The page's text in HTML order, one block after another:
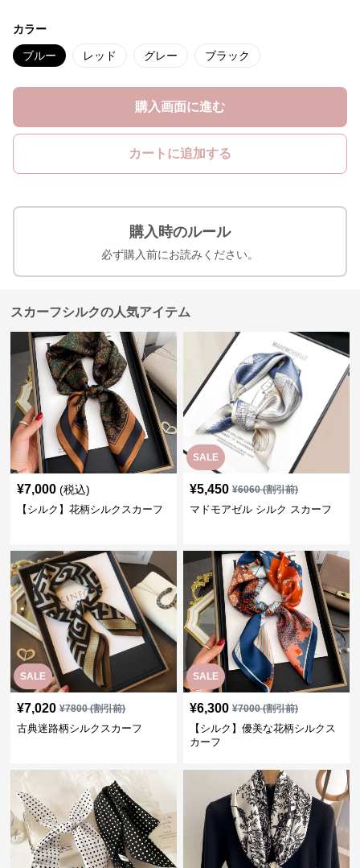
カラー
ブルー レッド グレー ブラック
購入画面に進む
カートに追加する
購入時のルール
必ず購入前にお読みください。
スカーフシルクの人気アイテム
¥7,000 (税込)
【シルク】花柄シルクスカーフ
SALE
¥5,450 ¥6060(割引前)
マドモアゼル シルク スカーフ
SALE
¥7,020 ¥7800(割引前)
古典迷路柄シルクスカーフ
SALE
¥6,300 ¥7000(割引前)
【シルク】優美な花柄シルクス
カーフ